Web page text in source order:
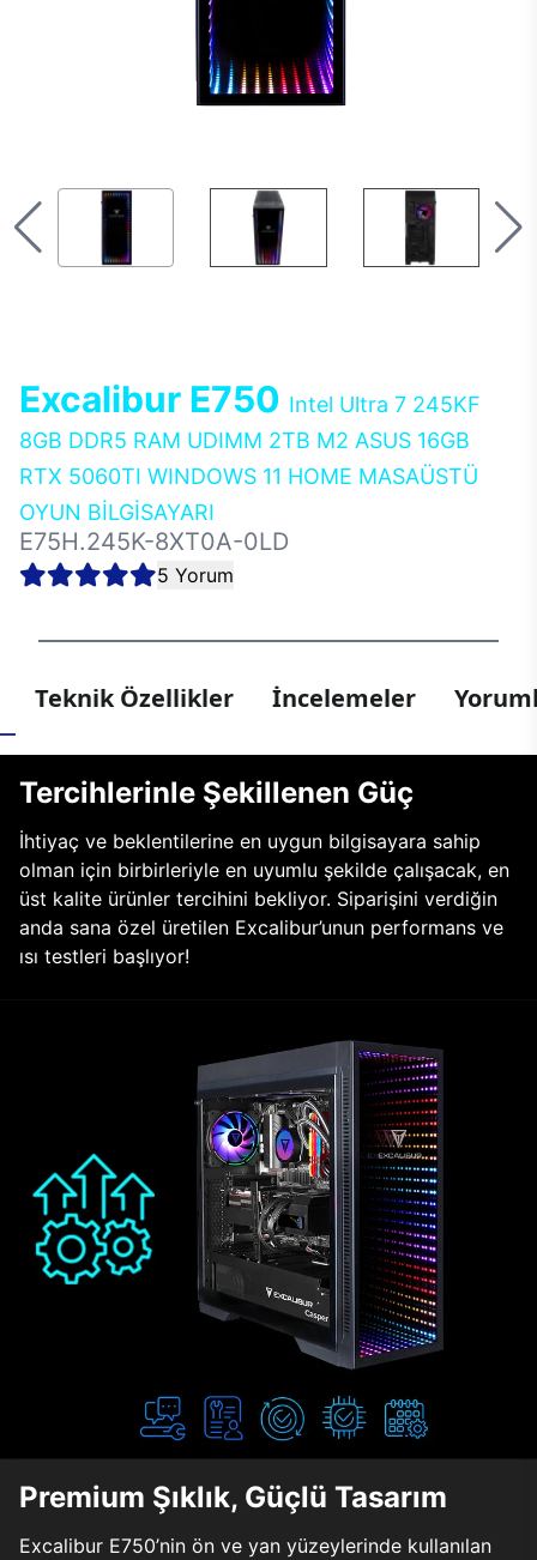
Excalibur E750 Intel Ultra 7 245KF
8GB DDR5 RAM UDIMM 2TB M2 ASUS 16GB
RTX 5060TI WINDOWS 11 HOME MASAÜSTÜ
OYUN BİLGİSAYARI
E75H.245K-8XT0A-0LD
5 Yorum
Teknik Özellikler İncelemeler
Tercihlerinle Şekillenen Güç
İhtiyaç ve beklentilerine en uygun bilgisayara sahip
olman için birbirleriyle en uyumlu şekilde çalışacak, en
üst kalite ürünler tercihini bekliyor. Siparişini verdiğin
anda sana özel üretilen Excalibur’unun performans ve
ısı testleri başlıyor!
Premium Şıklık, Güçlü Tasarım
Excalibur E750’nin ön ve yan yüzeylerinde kullanılan